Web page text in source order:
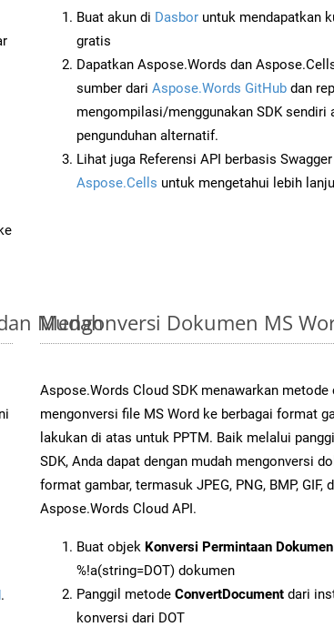
Buat akun di Dasbor untuk mendapatkan
gratis
Dapatkan Aspose.Words dan
sumber dari Aspose.Words GitHub dan
mengompilasi/menggunakan SDK sendiri
pengunduhan alternatif.
Lihat juga Referensi API berbasis
Aspose.Cells untuk mengetahui lebih
Mudah
.
Mengonversi Dokumen MS
Aspose.Words Cloud SDK menawarkan metode
mengonversi file MS Word ke berbagai format
lakukan di atas untuk PPTM. Baik melalui
SDK, Anda dapat dengan mudah mengonversi
format gambar, termasuk JPEG, PNG, BMP, GIF,
Aspose.Words Cloud API.
Buat objek Konversi Permintaan Dokumen
%!a(string=DOT) dokumen
Panggil metode ConvertDocument dari
konversi dari DOT